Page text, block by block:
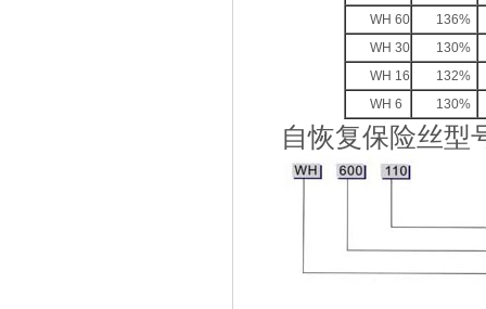
WH 60
136%
WH 30
130%
WH 16
132%
WH 6
130%
自恢复保险丝型